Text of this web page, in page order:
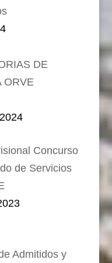
DE
ORVE
Concurso
de Servicios
Admitidos y